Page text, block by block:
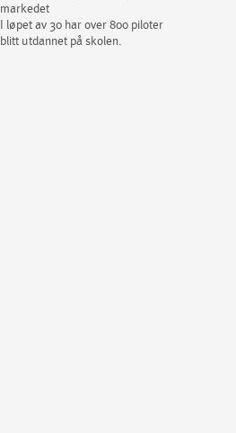
markedet
I løpet av 30 har over 800 piloter
blitt utdannet på skolen.